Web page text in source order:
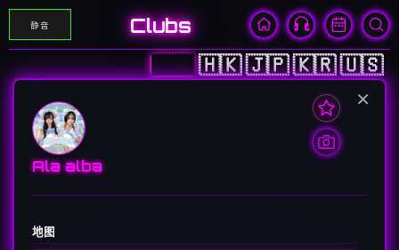
静音 Clubs
🇨🇳🇭🇰🇯🇵🇰🇷🇺🇸
×
Ala alba
地图